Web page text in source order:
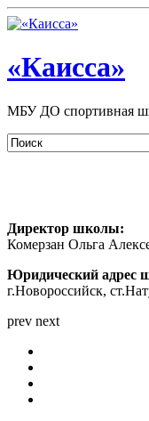
«Каисса»
МБУ ДО спортивная
Директор школы:
Комерзан Ольга
Юридический адрес
г.Новороссийск,
prev next